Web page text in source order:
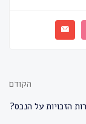
הקודם
הזכויות על הנכס?